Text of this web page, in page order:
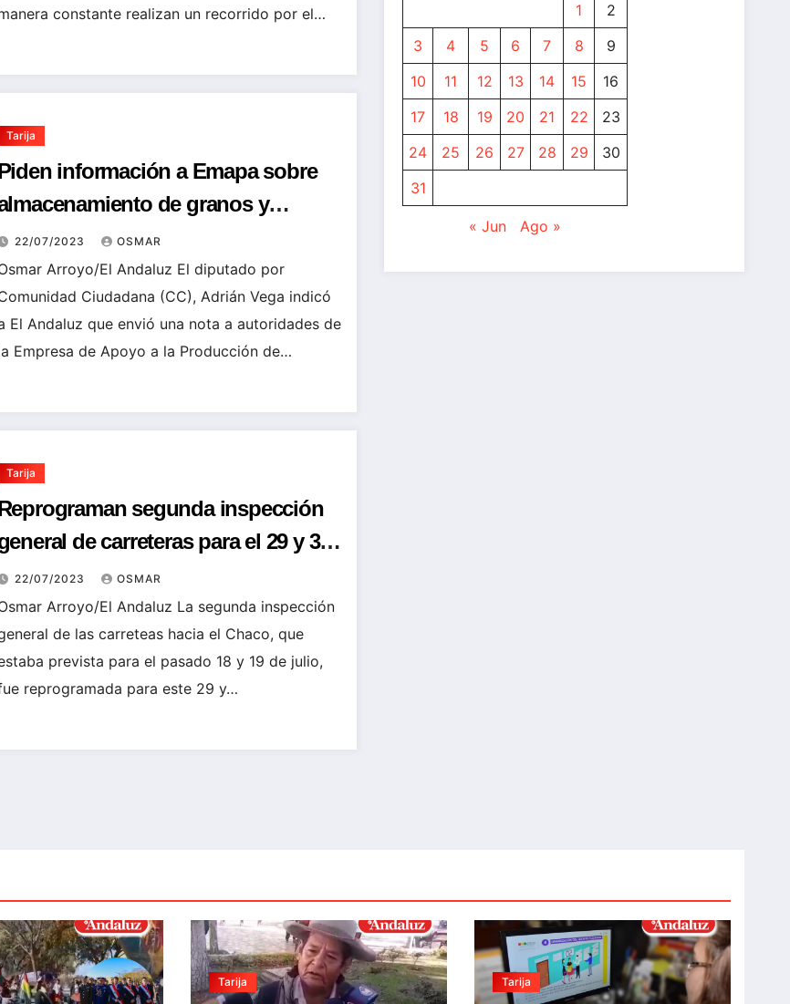
constante realizan un recorrido por el…
Tarija
información a Emapa sobre
de granos y
a productores chaqueños
22/07/2023 OSMAR
Arroyo/El Andaluz El diputado por
Ciudadana (CC), Adrián Vega indicó
El Andaluz que envió una nota a autoridades de
Empresa de Apoyo a la Producción de…
Tarija
segunda inspección
de carreteras para el 29 y 30
julio
22/07/2023 OSMAR
Arroyo/El Andaluz La segunda inspección
de las carreteas hacia el Chaco, que
prevista para el pasado 18 y 19 de julio,
reprogramada para este 29 y…
1
2
3
4 5 6 7 8
9
10
11 12 13 14 15
16
17
18 19 20 21 22
23
24
25 26 27 28 29
30
31
« Jun Ago »
Tarija Tarija